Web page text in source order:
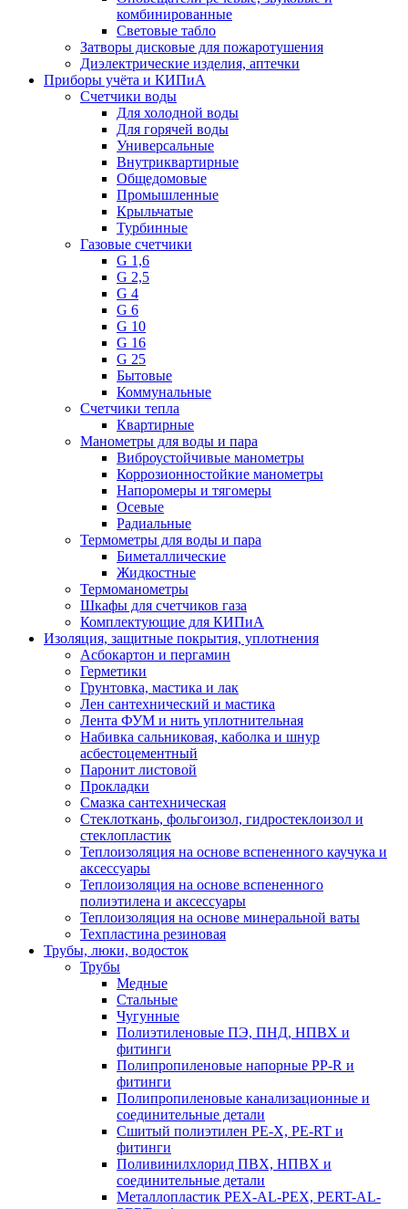
комбинированные
Световые табло
Затворы дисковые для пожаротушения
Диэлектрические изделия, аптечки
Приборы учёта и КИПиА
Счетчики воды
Для холодной воды
Для горячей воды
Универсальные
Внутриквартирные
Общедомовые
Промышленные
Крыльчатые
Турбинные
Газовые счетчики
G 1,6
G 2,5
G 4
G 6
G 10
G 16
G 25
Бытовые
Коммунальные
Счетчики тепла
Квартирные
Манометры для воды и пара
Виброустойчивые манометры
Коррозионностойкие манометры
Напоромеры и тягомеры
Осевые
Радиальные
Термометры для воды и пара
Биметаллические
Жидкостные
Термоманометры
Шкафы для счетчиков газа
Комплектующие для КИПиА
Изоляция, защитные покрытия, уплотнения
Асбокартон и пергамин
Герметики
Грунтовка, мастика и лак
Лен сантехнический и мастика
Лента ФУМ и нить уплотнительная
Набивка сальниковая, каболка и шнур
асбестоцементный
Паронит листовой
Прокладки
Смазка сантехническая
Стеклоткань, фольгоизол, гидростеклоизол и
стеклопластик
Теплоизоляция на основе вспененного каучука и
аксессуары
Теплоизоляция на основе вспененного
полиэтилена и аксессуары
Теплоизоляция на основе минеральной ваты
Техпластина резиновая
Трубы, люки, водосток
Трубы
Медные
Стальные
Чугунные
Полиэтиленовые ПЭ, ПНД, НПВХ и
фитинги
Полипропиленовые напорные PP-R и
фитинги
Полипропиленовые канализационные и
соединительные детали
Сшитый полиэтилен PE-X, PE-RT и
фитинги
Поливинилхлорид ПВХ, НПВХ и
соединительные детали
Металлопластик PEX-AL-PEX, PERT-AL-